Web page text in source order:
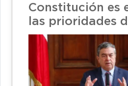
Constitución es
las prioridades